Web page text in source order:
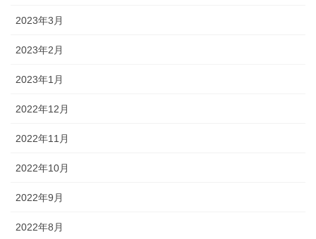
2023年3月
2023年2月
2023年1月
2022年12月
2022年11月
2022年10月
2022年9月
2022年8月